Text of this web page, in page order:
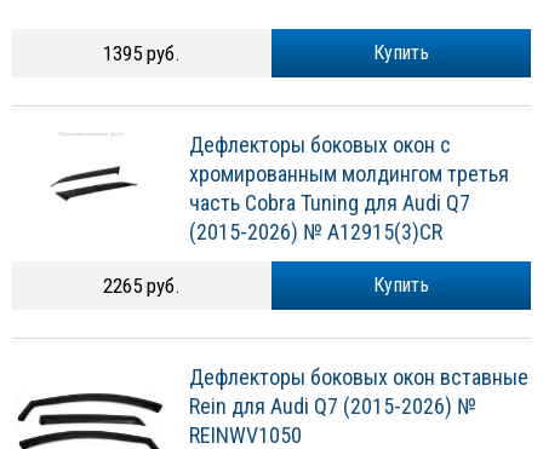
Купить
1395 руб.
Дефлекторы боковых окон с
хромированным молдингом третья
часть Cobra Tuning для Audi Q7
(2015-2026) № A12915(3)CR
Купить
2265 руб.
Дефлекторы боковых окон вставные
Rein для Audi Q7 (2015-2026) №
REINWV1050